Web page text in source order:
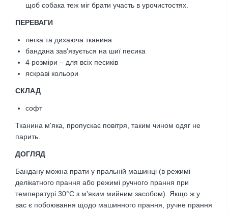
щоб собака теж міг брати участь в урочистостях.
ПЕРЕВАГИ
легка та дихаюча тканина
бандана зав'язується на шиї песика
4 розміри – для всіх песиків
яскраві кольори
CКЛАД
софт
Тканина м'яка, пропускає повітря, таким чином одяг не
парить.
ДОГЛЯД
Бандану можна прати у пральній машинці (в режимі
делікатного прання або режимі ручного прання при
температурі 30°С з м'яким мийним засобом). Якщо ж у
вас є побоювання щодо машинного прання, ручне прання